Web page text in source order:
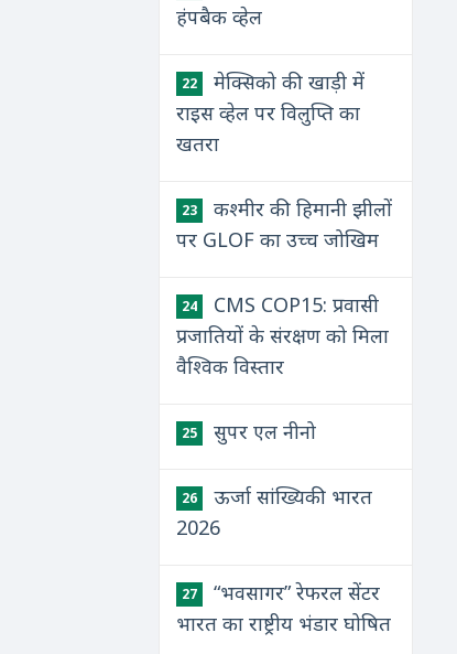
हंपबैक व्हेल
22
मेक्सिको की खाड़ी में
राइस व्हेल पर विलुप्ति का
खतरा
23
कश्मीर की हिमानी झीलों
पर GLOF का उच्च जोखिम
24
CMS COP15: प्रवासी
प्रजातियों के संरक्षण को मिला
वैश्विक विस्तार
25 सुपर एल नीनो
26
ऊर्जा सांख्यिकी भारत
2026
27
“भवसागर” रेफरल सेंटर
भारत का राष्ट्रीय भंडार घोषित